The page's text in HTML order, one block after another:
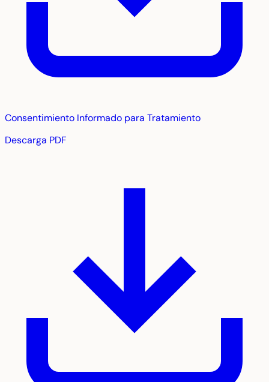
Consentimiento Informado para Tratamiento
Descarga PDF